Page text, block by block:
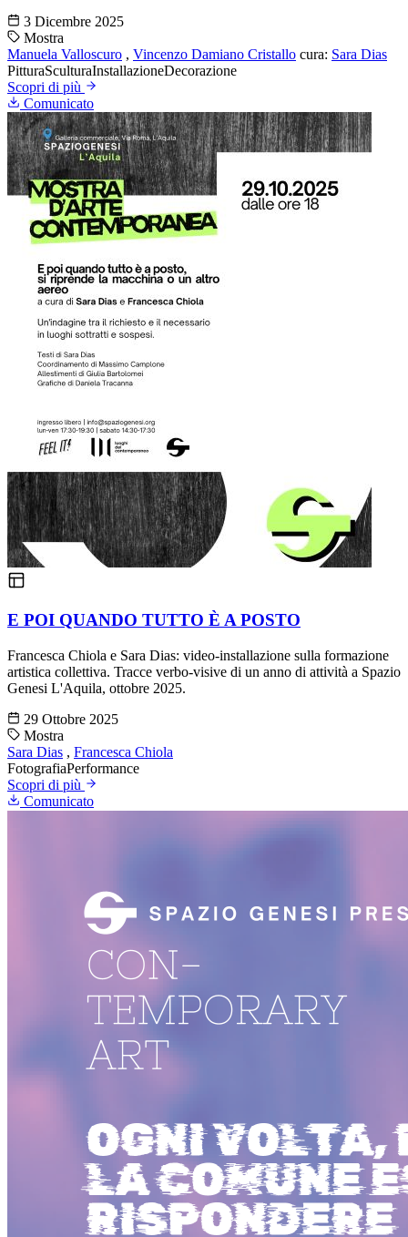
3 Dicembre 2025
Mostra
Manuela Valloscuro , Vincenzo Damiano Cristallo cura: Sara Dias
PitturaSculturaInstallazioneDecorazione
Scopri di più
Comunicato
E POI QUANDO TUTTO È A POSTO
Francesca Chiola e Sara Dias: video-installazione sulla formazione
artistica collettiva. Tracce verbo-visive di un anno di attività a Spazio
Genesi L'Aquila, ottobre 2025.
29 Ottobre 2025
Mostra
Sara Dias , Francesca Chiola
FotografiaPerformance
Scopri di più
Comunicato